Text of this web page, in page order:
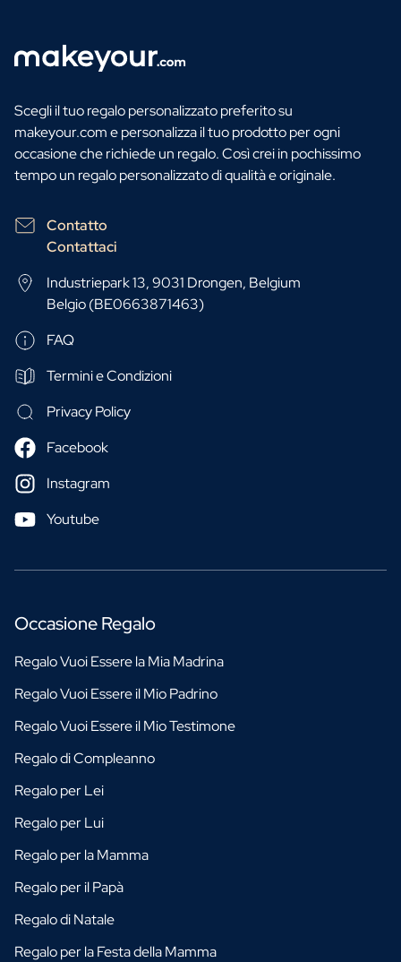
Scegli il tuo regalo personalizzato preferito su
makeyour.com e personalizza il tuo prodotto per ogni
occasione che richiede un regalo. Così crei in pochissimo
tempo un regalo personalizzato di qualità e originale.
Contatto
Contattaci
Industriepark 13, 9031 Drongen, Belgium
Belgio (BE0663871463)
FAQ
Termini e Condizioni
Privacy Policy
Facebook
Instagram
Youtube
Occasione Regalo
Regalo Vuoi Essere la Mia Madrina
Regalo Vuoi Essere il Mio Padrino
Regalo Vuoi Essere il Mio Testimone
Regalo di Compleanno
Regalo per Lei
Regalo per Lui
Regalo per la Mamma
Regalo per il Papà
Regalo di Natale
Regalo per la Festa della Mamma